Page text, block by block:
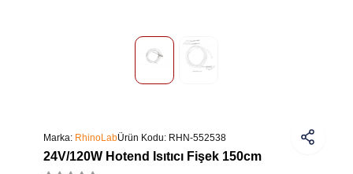
Marka: RhinoLabÜrün Kodu: RHN-552538
24V/120W Hotend Isıtıcı Fişek 150cm